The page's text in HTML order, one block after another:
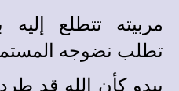
مربيته تتطلع إليه
تطلب نضوجه
يبدو كأن الله قد